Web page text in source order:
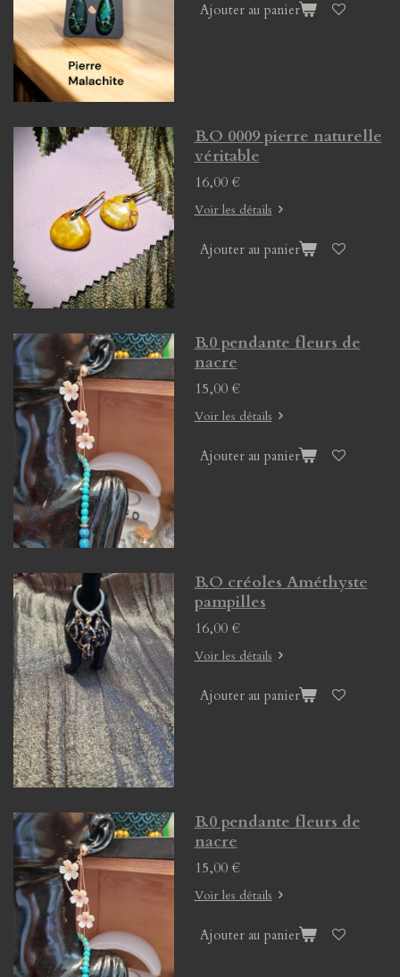
Ajouter au panier
B.O 0009 pierre naturelle
véritable
16,00 €
Voir les détails
Ajouter au panier
B.0 pendante fleurs de
nacre
15,00 €
Voir les détails
Ajouter au panier
B.O créoles Améthyste
pampilles
16,00 €
Voir les détails
Ajouter au panier
B.0 pendante fleurs de
nacre
15,00 €
Voir les détails
Ajouter au panier